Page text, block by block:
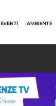
EVENTI AMBIENTE